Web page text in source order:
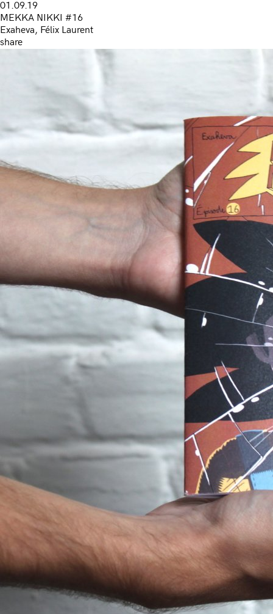
01.09.19
MEKKA NIKKI #16
Exaheva, Félix Laurent
share